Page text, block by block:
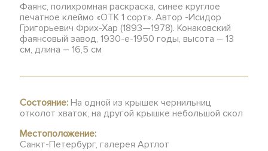
Фаянс, полихромная раскраска, синее круглое
печатное клеймо «ОТК 1 сорт». Автор -Исидор
Григорьевич Фрих-Хар (1893—1978). Конаковский
фаянсовый завод, 1930-е-1950 годы, высота – 13
см, длина – 16,5 см
Состояние: На одной из крышек чернильниц
отколот хваток, на другой крышке небольшой скол
Местоположение:
Санкт-Петербург, галерея Артлот